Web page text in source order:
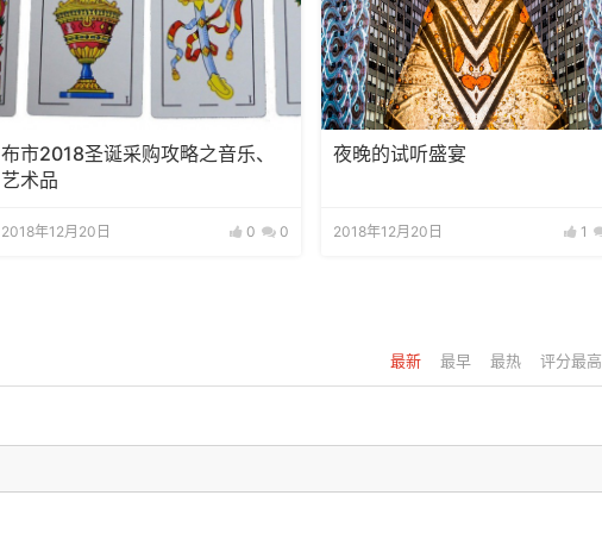
布市2018圣诞采购攻略之音乐、
艺术品
2018年12月20日 0 0
夜晚的试听盛宴
2018年12月20日 1
最新 最早 最热 评分最高